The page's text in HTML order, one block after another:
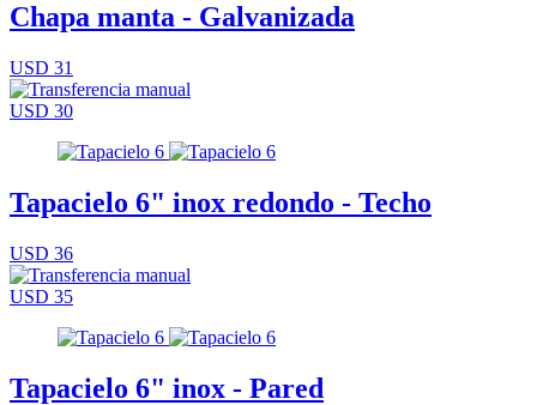
Chapa manta - Galvanizada
USD 31
USD 30
Tapacielo 6" inox redondo - Techo
USD 36
USD 35
Tapacielo 6" inox - Pared